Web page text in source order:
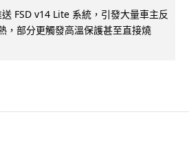
FSD v14 Lite 系統，引發大量車主反
，部分更觸發高溫保護甚至直接燒